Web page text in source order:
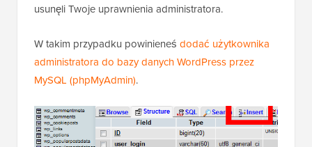
usunęli Twoje uprawnienia administratora.
W takim przypadku powinieneś dodać użytkownika
administratora do bazy danych WordPress przez
MySQL (phpMyAdmin).